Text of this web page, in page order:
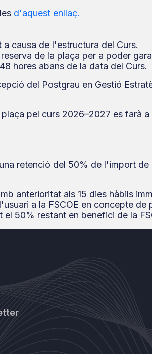
d'aquest enllaç.
causa de l'estructura del Curs.
de la plaça per a poder
hores abans de la data del Curs.
del Postgrau en Gestió
pel curs 2026–2027 es farà a
retenció del 50% de l'import
anterioritat als 15 dies hàbils
a la FSCOE en concepte
el 50% restant en benefici de la